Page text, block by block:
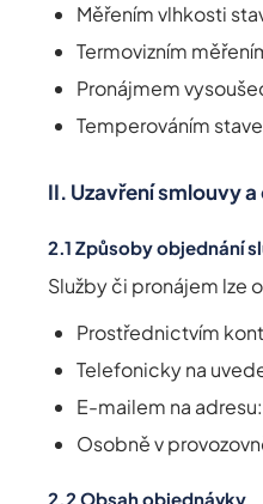
Měřením vlhkosti
Termovizním
Pronájmem
Temperováním
II. Uzavření smlouvy
2.1 Způsoby objednání
Služby či pronájem lze
Prostřednictvím
Telefonicky na
E-mailem na
Osobně v
2.2 Obsah objednávky